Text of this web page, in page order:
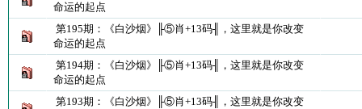
命运的起点
第195期：《白沙烟》╟⑤肖+13码╢，这里就是你改变
命运的起点
第194期：《白沙烟》╟⑤肖+13码╢，这里就是你改变
命运的起点
第193期：《白沙烟》╟⑤肖+13码╢，这里就是你改变